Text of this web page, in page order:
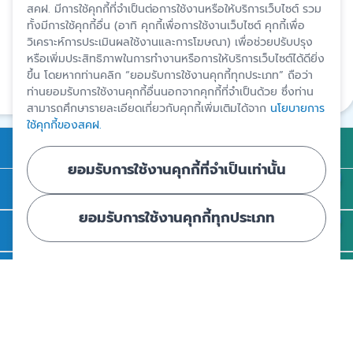
ปรับปรุงล่าสุด 6 ก.พ. 2567
สงวนสิทธิ์โดยสถาบันคุ้มครองเงินฝาก
แชร์
การคุ้มครองเงินฝาก
ถาม - ตอบ
ความรู้
สคฝ. มีการใช้คุกกี้ที่จำเป็นต่อการใช้งานหรือให้บริการเว็บไซต์ รวม
ทั้งมีการใช้คุกกี้อื่น (อาทิ คุกกี้เพื่อการใช้งานเว็บไซต์ คุกกี้เพื่อ
วิเคราะห์การประเมินผลใช้งานและการโฆษณา) เพื่อช่วยปรับปรุง
หรือเพิ่มประสิทธิภาพในการทำงานหรือการให้บริการเว็บไซต์ได้ดียิ่ง
ขึ้น โดยหากท่านคลิก “ยอมรับการใช้งานคุกกี้ทุกประเภท” ถือว่า
ท่านยอมรับการใช้งานคุกกี้อื่นนอกจากคุกกี้ที่จำเป็นด้วย ซึ่งท่าน
สามารถศึกษารายละเอียดเกี่ยวกับคุกกี้เพิ่มเติมได้จาก นโยบายการ
ใช้คุกกี้ของสคฝ.
ยอมรับการใช้งานคุกกี้ที่จำเป็นเท่านั้น
ยอมรับการใช้งานคุกกี้ทุกประเภท